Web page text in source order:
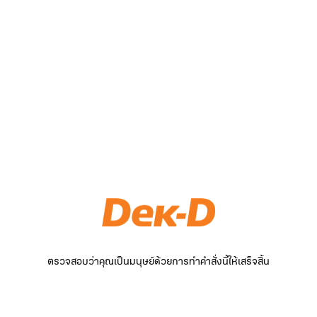
ตรวจสอบว่าคุณเป็นมนุษย์ด้วยการทำคำสั่งนี้ให้เสร็จสิ้น